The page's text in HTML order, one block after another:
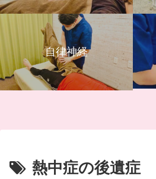
自律神経
熱中症の後遺症